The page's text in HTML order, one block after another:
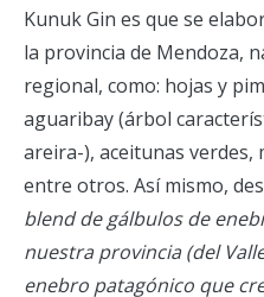
Kunuk Gin es que se
la provincia de Mendoza,
regional, como: hojas y
aguaribay (árbol
areira-), aceitunas verdes,
entre otros. Así mismo,
blend de gálbulos de
nuestra provincia (del
enebro patagónico que